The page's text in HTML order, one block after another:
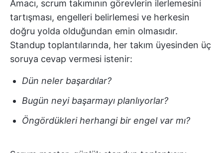
Amacı, scrum takımının görevlerin ilerlemesini
tartışması, engelleri belirlemesi ve herkesin
doğru yolda olduğundan emin olmasıdır.
Standup toplantılarında, her takım üyesinden üç
soruya cevap vermesi istenir:
Dün neler başardılar?
Bugün neyi başarmayı planlıyorlar?
Öngördükleri herhangi bir engel var mı?